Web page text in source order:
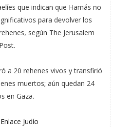
que indican que Hamás no
para devolver los
según The Jerusalem
Post.
a 20 rehenes vivos y transfirió
muertos; aún quedan 24
en Gaza.
Enlace Judío